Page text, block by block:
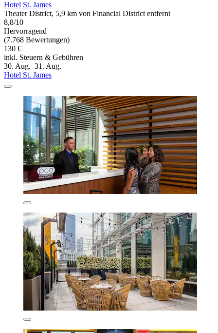
Hotel St. James
Theater District, 5,9 km von Financial District entfernt
8,8/10
Hervorragend
(7.768 Bewertungen)
130 €
inkl. Steuern & Gebühren
30. Aug.–31. Aug.
Hotel St. James